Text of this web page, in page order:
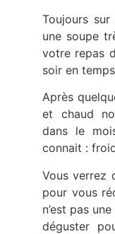
Toujours
une soupe
votre repas
soir en
Après
et chaud
dans le
connait :
Vous verrez
pour vous
n’est pas
déguster